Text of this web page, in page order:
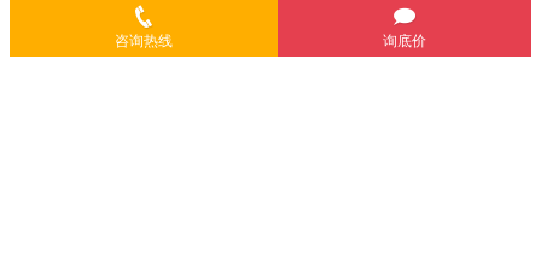
咨询热线 询底价